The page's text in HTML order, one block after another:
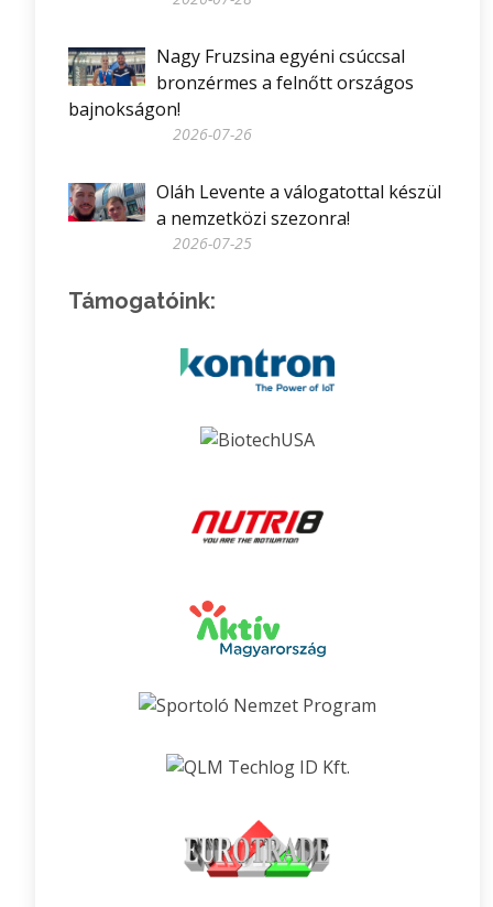
Nagy Fruzsina egyéni csúccsal
bronzérmes a felnőtt országos
bajnokságon!
2026-07-26
Oláh Levente a válogatottal készül
a nemzetközi szezonra!
2026-07-25
Támogatóink: